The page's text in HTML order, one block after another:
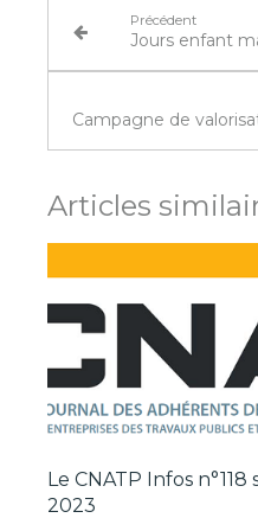
Précédent
Articles
Le CNATP Infos
2023